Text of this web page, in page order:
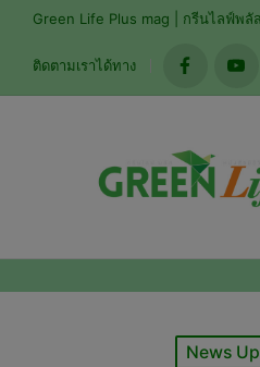
Green Life Plus mag | กรีนไลฟ์พ
ติดตามเราได้ทาง
facebook
Posted
News